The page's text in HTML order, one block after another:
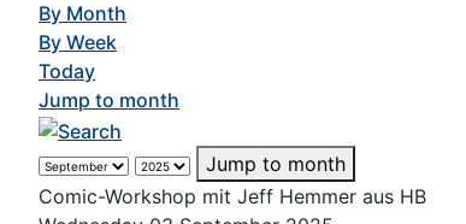
By Month
By Week
Today
Jump to month
Jump to month
Comic-Workshop mit Jeff Hemmer aus HB